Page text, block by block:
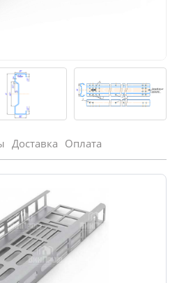
Доставка Оплата